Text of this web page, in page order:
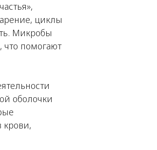
циклы
Микробы
что помогают
оболочки
крови,